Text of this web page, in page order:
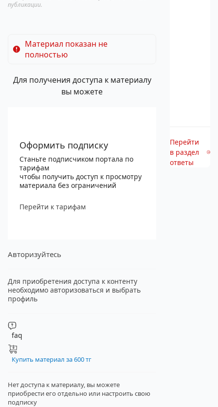
публикации.
Материал показан не
полностью
Для получения доступа к материалу
вы можете
Оформить подписку
Станьте подписчиком портала по
тарифам
чтобы получить доступ к просмотру
материала без ограничений
Перейти к тарифам
Авторизуйтесь
Для приобретения доступа к контенту
необходимо авторизоваться и выбрать
профиль
faq
Купить материал за 600 тг
Нет доступа к материалу, вы можете
приобрести его отдельно или настроить свою
подписку
Перейти
в раздел
ответы